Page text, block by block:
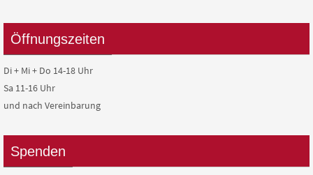
Öffnungszeiten
Di + Mi + Do 14-18 Uhr
Sa 11-16 Uhr
und nach Vereinbarung
Spenden